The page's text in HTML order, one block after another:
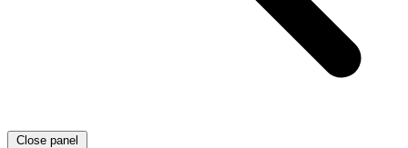
Close panel